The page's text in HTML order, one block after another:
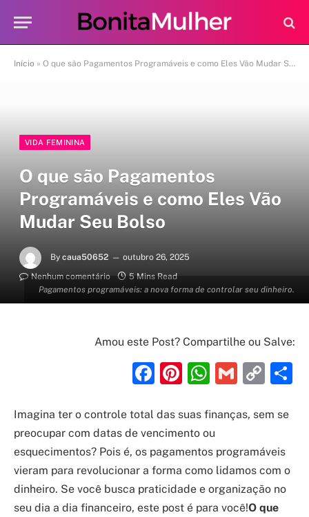
Início » O que são Pagamentos Programáveis e como Eles Vão Mudar Seu Bolso
Pagamentos programáveis: a nova forma de controlar seu dinheiro.
VIDA FEMININA
O que são Pagamentos
Programáveis e como Eles Vão
Mudar Seu Bolso
By caua50652
outubro 26, 2025
Nenhum comentário
5 Mins Read
Amou este Post? Compartilhe ou Salve:
Facebook
Pinterest
Gmail
Imagina ter o controle total das suas finanças, sem se
preocupar com datas de vencimento ou
esquecimentos? Pois é, os pagamentos programáveis
vieram para revolucionar a forma como lidamos com o
dinheiro. Se você busca praticidade e organização no
seu dia a dia financeiro, este post é para você!O que